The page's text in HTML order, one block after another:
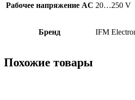
Рабочее напряжение AC 20…250 V
Бренд IFM
Похожие товары